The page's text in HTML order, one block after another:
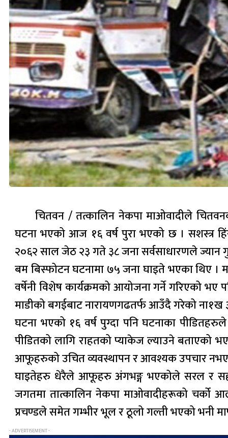
चितवन / तत्कालिन नेकपा माओवादीले
घटना भएको आज १६ वर्ष पुरा भएको छ । सशस्त्र
२०६२ साल जेठ २३ गते ३८ जना सर्वसाधारणले ज्यान
बम बिस्फोटन घटनामा ७५ जना घाइते भएका थिए
वर्षेनी विशेष कार्यक्रमको आयोजना गर्ने गरिएको
माडीको बगईबाट नारायणगढतर्फ आउँदै गरेको ना१ख
घटना भएको १६ वर्ष पुग्दा पनि घटनाका
पीडितको लागि राहतको प्याकेज ल्याउने बताएको
आफूहरुको उचित व्यवस्थापन र आवश्यक उपचार
घाइतेहरु धेरैले आफूहरु अंगभङ्ग भएकोले सरल र सहज
जगतमा तात्कालिन नेकपा माओवादीहरूको चर्को
प्रचण्डले समेत गम्भीर भूल र ठूलो गल्ती भएको भनी
- ADVERTISEMENT -